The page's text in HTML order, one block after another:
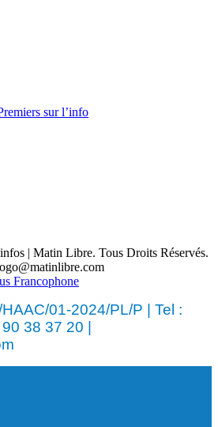
sur l’info
| Matin Libre. Tous Droits Réservés.
Francophone
01-2024/PL/P | Tel :
38 37 20 |